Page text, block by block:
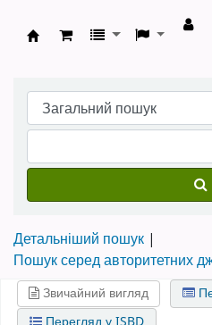
Бібліотека НТШ ›
Детальніший пошук
Пошук серед авторитетних
Звичайний вигляд